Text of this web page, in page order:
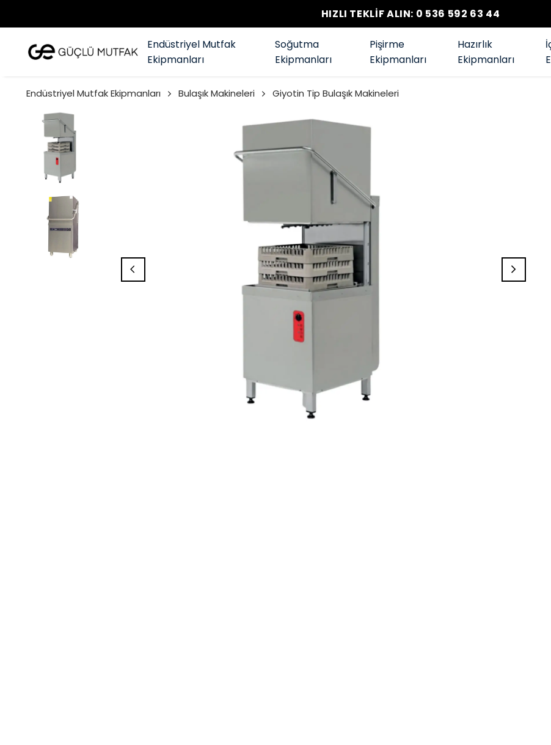
HIZLI TEKLİF ALIN: 0 536 592 63 44
Endüstriyel Mutfak
Ekipmanları
Soğutma
Ekipmanları
Pişirme
Ekipmanları
Hazırlık
Ekipmanları
Endüstriyel Mutfak Ekipmanları Bulaşık Makineleri Giyotin Tip Bulaşık Makineleri